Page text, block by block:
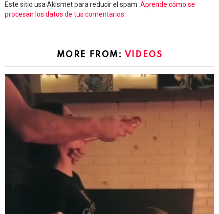
Este sitio usa Akismet para reducir el spam. Aprende cómo se
procesan los datos de tus comentarios.
MORE FROM: VIDEOS